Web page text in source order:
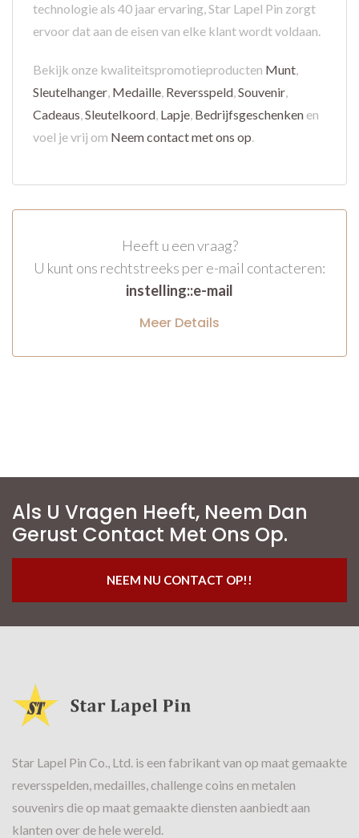
technologie als 40 jaar ervaring, Star Lapel Pin zorgt
ervoor dat aan de eisen van elke klant wordt voldaan.
Bekijk onze kwaliteitspromotieproducten Munt,
Sleutelhanger, Medaille, Reversspeld,Souvenir,
Cadeaus,Sleutelkoord, Lapje, Bedrijfsgeschenken en
voel je vrij om Neem contact met ons op.
Heeft u een vraag?
U kunt ons rechtstreeks per e-mail contacteren:
instelling::e-mail
Meer Details
Als U Vragen Heeft, Neem Dan
Gerust Contact Met Ons Op.
NEEM NU CONTACT OP!!
Star Lapel Pin Co., Ltd. is een fabrikant van op maat gemaakte
reversspelden, medailles, challenge coins en metalen
souvenirs die op maat gemaakte diensten aanbiedt aan
klanten over de hele wereld.